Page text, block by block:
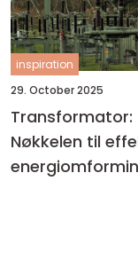
inspiration
29. October 2025
Transformator:
Nøkkelen til